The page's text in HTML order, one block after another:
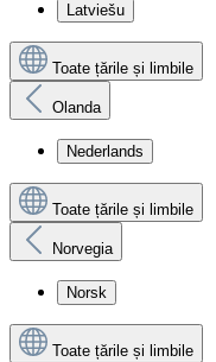
Latviešu
Toate țările și limbile
Olanda
Nederlands
Toate țările și limbile
Norvegia
Norsk
Toate țările și limbile